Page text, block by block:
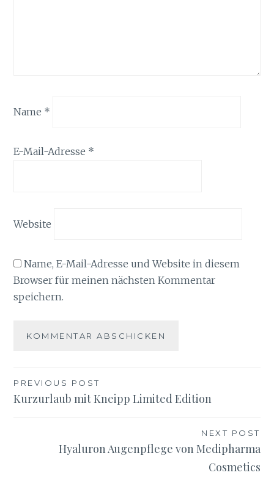
Name *
E-Mail-Adresse *
Website
Name, E-Mail-Adresse und Website in diesem
Browser für meinen nächsten Kommentar
speichern.
Beitragsnavigation
PREVIOUS POST
Kurzurlaub mit Kneipp Limited Edition
NEXT POST
Hyaluron Augenpflege von Medipharma
Cosmetics